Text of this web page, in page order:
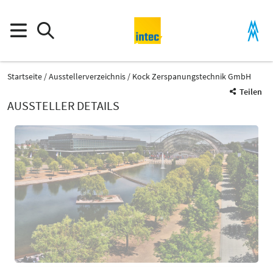
Startseite Ausstellerverzeichnis
Kock Zerspanungstechnik GmbH
Teilen
AUSSTELLER DETAILS